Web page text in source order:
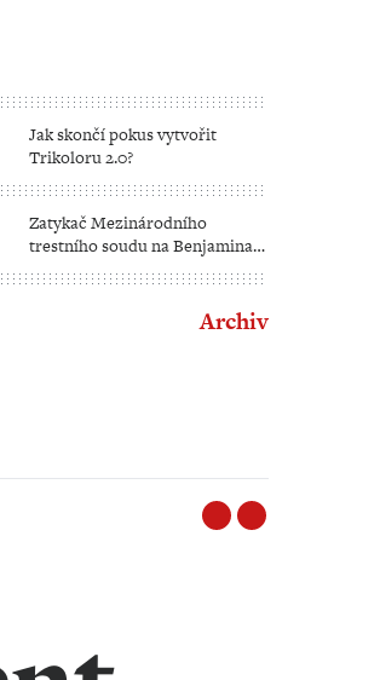
Jak skončí pokus vytvořit
Trikoloru 2.0?
Zatykač Mezinárodního
trestního soudu na Benjamina
Netanjahua
Archiv